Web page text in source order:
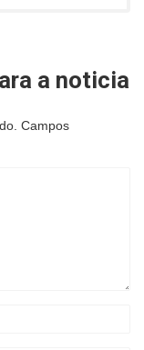
a noticia
Campos